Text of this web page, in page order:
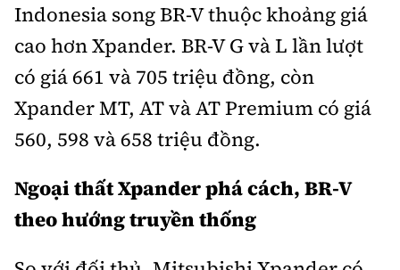
Tổng biên tập:Nguyễn Thị Hồng Nga
Trưởng ban Ô tô - Xe máy:
Nguyễn Tiến Mạnh
Giấy phép số: 03/GP-BC, cấp ngày 22/4/2025
Chuyên trang của Báo Xây dựng
Tòa soạn: Số 2 Nguyễn Công Hoan, phường Giảng Võ,
Hà Nội.
Hotline: 0967 376 459;
Liên hệ quảng cáo phát hành: 0915.057.282
Email: bandoc@baoxaydung.vn
Indonesia song BR-V thuộc khoảng giá
cao hơn Xpander. BR-V G và L lần lượt
có giá 661 và 705 triệu đồng, còn
Xpander MT, AT và AT Premium có giá
560, 598 và 658 triệu đồng.
Ngoại thất Xpander phá cách, BR-V
theo hướng truyền thống